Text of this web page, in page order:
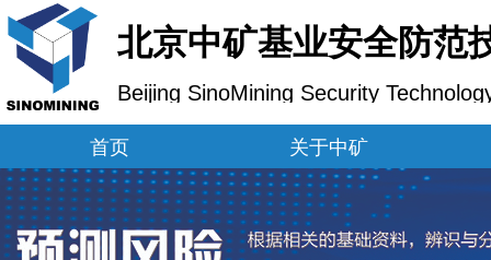
首页 关于中矿
北京中矿基业安全防范
Beijing SinoMining Security